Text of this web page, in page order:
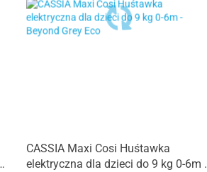
CASSIA Maxi Cosi Huśtawka
elektryczna dla dzieci do 9 kg 0-6m -